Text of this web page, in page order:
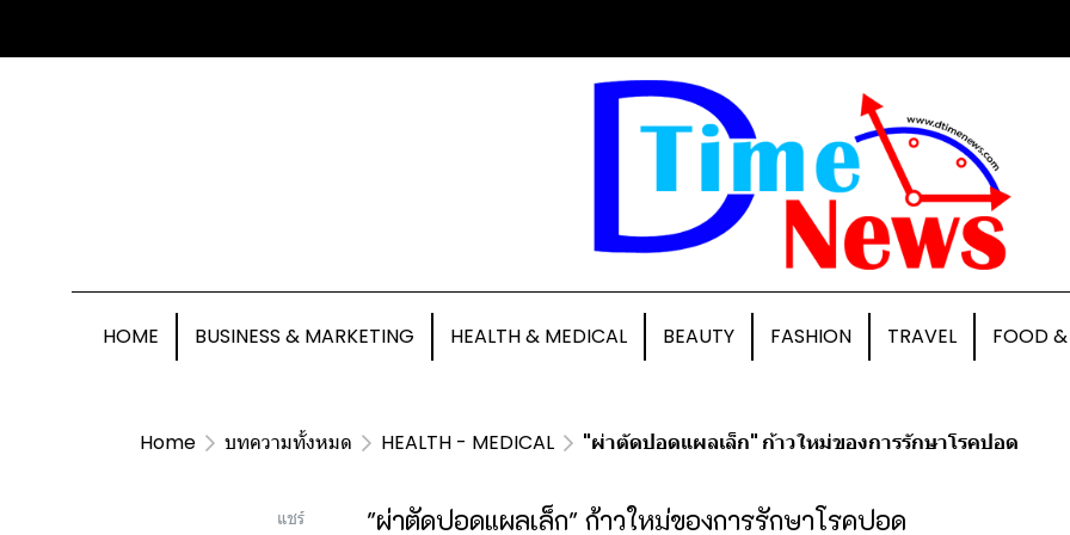
HOME BUSINESS & MARKETING HEALTH & MEDICAL BEAUTY FASHION TRAVEL FOOD
Home บทความทั้งหมด HEALTH - MEDICAL "ผ่าตัดปอดแผลเล็ก" ก้าวใหม่ของการรักษาโรคปอด
แชร์ "ผ่าตัดปอดแผลเล็ก" ก้าวใหม่ของการรักษาโรคปอด